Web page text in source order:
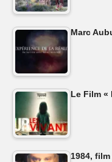
Marc
Le Film «
1984,